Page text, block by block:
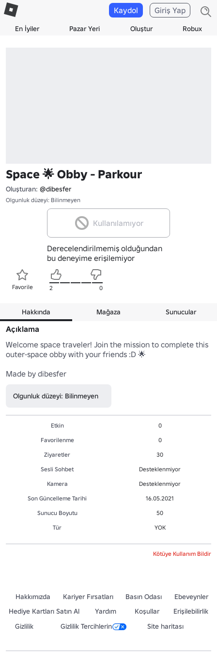
En İyiler Pazar Yeri Oluştur Robux
Kaydol Giriş Yap
Space 🌟 Obby - Parkour
Oluşturan: @dibesfer
Olgunluk düzeyi: Bilinmeyen
Kullanılamıyor
Derecelendirilmemiş olduğundan
bu deneyime erişilemiyor
Favorile 2 0
Hakkında Mağaza Sunucular
Açıklama
Welcome space traveler! Join the mission to complete this
outer-space obby with your friends :D 🌟
Made by dibesfer
Olgunluk düzeyi: Bilinmeyen
Etkin
0
Favorilenme
0
Ziyaretler
30
Sesli Sohbet
Desteklenmiyor
Kamera
Desteklenmiyor
Son Güncelleme Tarihi
16.05.2021
Sunucu Boyutu
50
Tür
YOK
Kötüye Kullanım Bildir
Hakkımızda Kariyer Fırsatları Basın Odası
Ebeveynler
Hediye Kartları Satın Al
Yardım Koşullar
Erişilebilirlik
Gizlilik
Gizlilik Tercihlerin Site haritası